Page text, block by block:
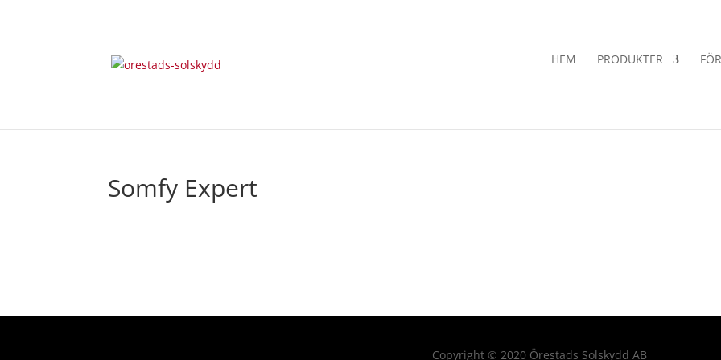
HEM PRODUKTER
Somfy Expert
Copyright© 2020 Örestads Solskydd AB